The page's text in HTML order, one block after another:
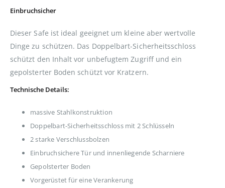
Einbruchsicher
Dieser Safe ist ideal geeignet um kleine aber wertvolle
Dinge zu schützen. Das Doppelbart-Sicherheitsschloss
schützt den Inhalt vor unbefugtem Zugriff und ein
gepolsterter Boden schützt vor Kratzern.
Technische Details:
massive Stahlkonstruktion
Doppelbart-Sicherheitsschloss mit 2 Schlüsseln
2 starke Verschlussbolzen
Einbruchsichere Tür und innenliegende Scharniere
Gepolsterter Boden
Vorgerüstet für eine Verankerung